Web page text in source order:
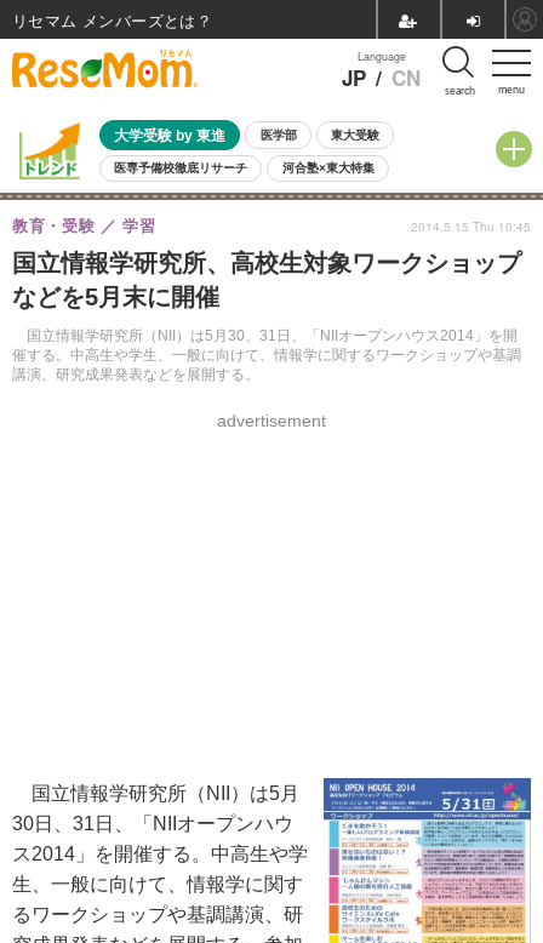
menu
Language
JP / CN search
大学受験 by 東進 医学部 東大受験
医専予備校徹底リサーチ 河合塾×東大特集
親子で考える大学選び 高校受験 中学受験 小学校受験
共通テスト 夏休み
8月開催イベント・WS 全国公立高校 過去問 人気記事
自由研究教材（小学生向け） 自由研究教材（中学生向け）
国立情報学研究所、高校生対象ワークショップ
などを5月末に開催
国立情報学研究所（NII）は5月30、31日、「NIIオープンハウス2014」を開
催する。中高生や学生、一般に向けて、情報学に関するワークショップや基調
講演、研究成果発表などを展開する。
教育・受験 学習
advertisement
2014.5.15 Thu 10:45
国立情報学研究所（NII）は5月
30日、31日、「NIIオープンハウ
ス2014」を開催する。中高生や学
生、一般に向けて、情報学に関す
るワークショップや基調講演、研
リセマム メンバーズ